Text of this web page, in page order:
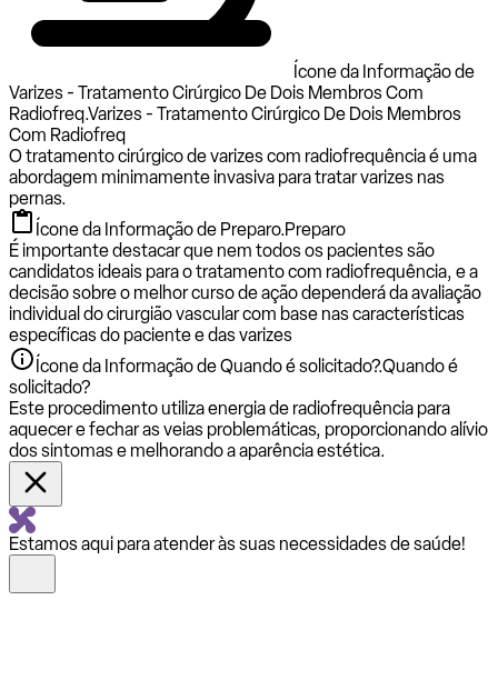
Ícone da Informação de
Varizes - Tratamento Cirúrgico De Dois Membros Com
Radiofreq.Varizes - Tratamento Cirúrgico De Dois Membros
Com Radiofreq
O tratamento cirúrgico de varizes com radiofrequência é uma
abordagem minimamente invasiva para tratar varizes nas
pernas.
Ícone da Informação de Preparo.Preparo
É importante destacar que nem todos os pacientes são
candidatos ideais para o tratamento com radiofrequência, e a
decisão sobre o melhor curso de ação dependerá da avaliação
individual do cirurgião vascular com base nas características
específicas do paciente e das varizes
Ícone da Informação de Quando é solicitado?.Quando é
solicitado?
Este procedimento utiliza energia de radiofrequência para
aquecer e fechar as veias problemáticas, proporcionando alívio
dos sintomas e melhorando a aparência estética.
Estamos aqui para atender às suas necessidades de saúde!